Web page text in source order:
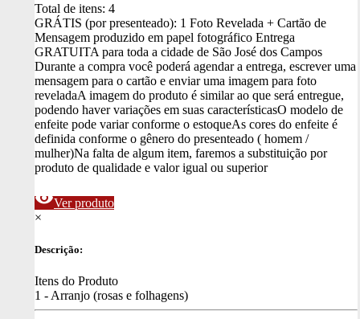
Total de itens: 4
GRÁTIS (por presenteado): 1 Foto Revelada + Cartão de
Mensagem produzido em papel fotográfico Entrega
GRATUITA para toda a cidade de São José dos Campos
Durante a compra você poderá agendar a entrega, escrever uma
mensagem para o cartão e enviar uma imagem para foto
reveladaA imagem do produto é similar ao que será entregue,
podendo haver variações em suas característicasO modelo de
enfeite pode variar conforme o estoqueAs cores do enfeite é
definida conforme o gênero do presenteado ( homem /
mulher)Na falta de algum item, faremos a substituição por
produto de qualidade e valor igual ou superior
visibilityVer produto
×
Descrição:
Itens do Produto
1 - Arranjo (rosas e folhagens)